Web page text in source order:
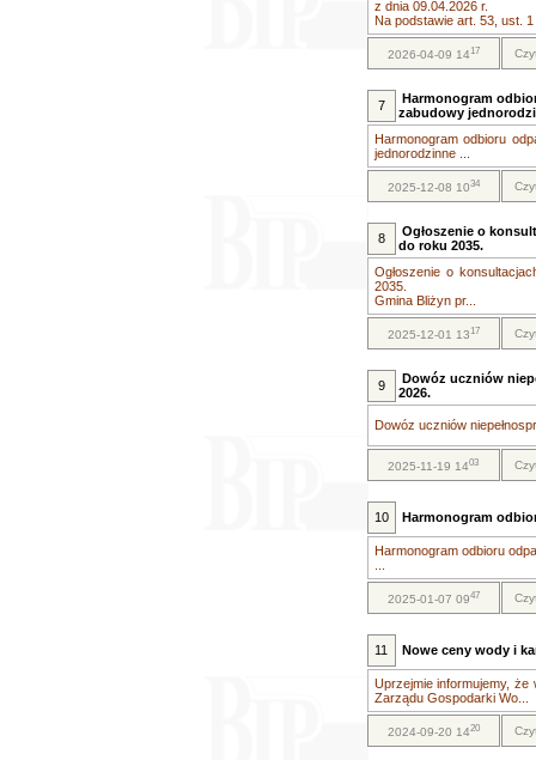
z dnia 09.04.2026 r.
Na podstawie art. 53, ust.
2026-04-09 1417
7
Harmonogram
zabudowy
Harmonogram odbioru
jednorodzinne ...
2025-12-08 1034
8
Ogłoszenie o
do roku 2035.
Ogłoszenie o
2035.
Gmina Bliżyn pr...
2025-12-01 1317
9
Dowóz uczniów
2026.
Dowóz uczniów
2025-11-19 1403
10 Harmonogram
Harmonogram odbioru
2025-01-07 0947
11 Nowe ceny wody i
Uprzejmie informujemy,
Zarządu Gospodarki Wo...
2024-09-20 1420